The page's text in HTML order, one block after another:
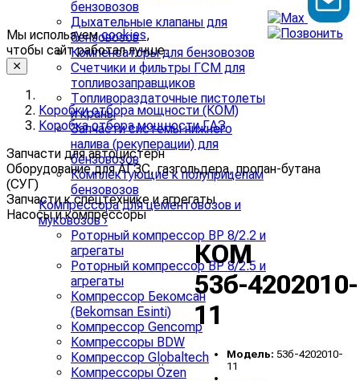
бензовозов
Дыхательные клапаны для
бензовозов
Компенсаторы для бензовозов
Счетчики и фильтры ГСМ для
топливозаправщиков
Топливораздаточные пистолеты
и краны
Запчасти системы нижнего
налива (рекуперации) для
бензовозов
Комплектующие к полуприцепам
бензовозов
Компрессора для цементовозов и
муковозов›
Роторный компрессор ВР 8/2.2 и
агрегаты
Роторный компрессор ВР 8/2.5 и
агрегаты
Компрессор Бекомсан
(Bekomsan Esinti)
Компрессор Gencomp
Компрессоры BDW
Компрессор Globaltech
Компрессоры Özen
Мы используемcookies,
чтобы сайт работал лучше.
Коробки отбора мощности (КОМ)
Коробка отбора мощности ГАЗ
Запчасти для автоцистерн
Оборудование для АГЗС, газгольдера, пропан-бутана
(СУГ)
Запчасти к спецтехнике и агрегаты
Насосы и компрессоры
КОМ
53б-4202010-
11
Модель: 53б-4202010-
11